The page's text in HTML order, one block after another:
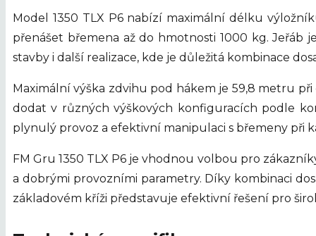
Model 1350 TLX P6 nabízí maximální délku
přenášet břemena až do hmotnosti 1000 kg.
stavby i další realizace, kde je důležitá kombinace
Maximální výška zdvihu pod hákem je 59,8 metru
dodat v různých výškových konfiguracích podle
plynulý provoz a efektivní manipulaci s břemeny při
FM Gru 1350 TLX P6 je vhodnou volbou pro
a dobrými provozními parametry. Díky kombinaci
základovém kříži představuje efektivní řešení pro